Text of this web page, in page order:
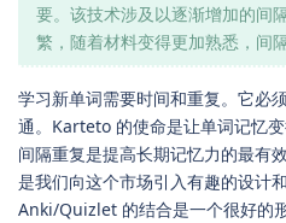
要。该技术涉及以逐渐增加的间
繁，随着材料变得更加熟悉，间隔
学习新单词需要时间和重复。它必
通。Karteto 的使命是让单词记忆
间隔重复是提高长期记忆力的最有
是我们向这个市场引入有趣的设计
Anki/Quizlet 的结合是一个很好的